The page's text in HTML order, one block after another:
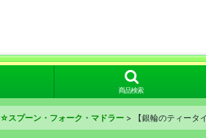
商品検索
☆スプーン・フォーク・マドラー > 【銀輪のティー